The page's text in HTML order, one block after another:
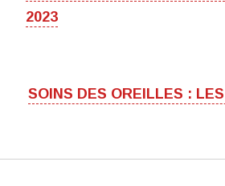
2023
SOINS DES OREILLES :